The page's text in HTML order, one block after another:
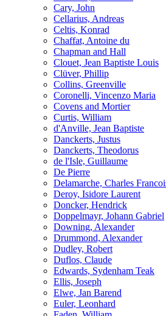
Cary, John
Cellarius, Andreas
Celtis, Konrad
Chaffat, Antoine du
Chapman and Hall
Clouet, Jean Baptiste Louis
Clüver, Phillip
Collins, Greenville
Coronelli, Vincenzo Maria
Covens and Mortier
Curtis, William
d'Anville, Jean Baptiste
Danckerts, Justus
Danckerts, Theodorus
de l'Isle, Guillaume
De Pierre
Delamarche, Charles
Deroy, Isidore Laurent
Doncker, Hendrick
Doppelmayr, Johann Gabriel
Downing, Alexander
Drummond, Alexander
Dudley, Robert
Duflos, Claude
Edwards, Sydenham Teak
Ellis, Joseph
Elwe, Jan Barend
Euler, Leonhard